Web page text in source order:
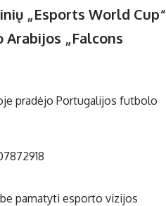
„Esports World Cup“
„Falcons
pradėjo Portugalijos futbolo
pamatyti esporto vizijos